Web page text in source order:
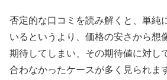
否定的な口コミを読み解くと、単純
いるというより、価格の安さから想
期待してしまい、その期待値に対し
合わなかったケースが多く見られま